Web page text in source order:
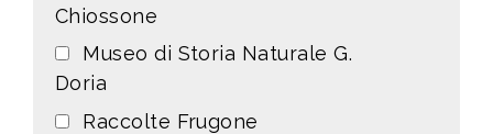
Chiossone
Museo di Storia Naturale G.
Doria
Raccolte Frugone